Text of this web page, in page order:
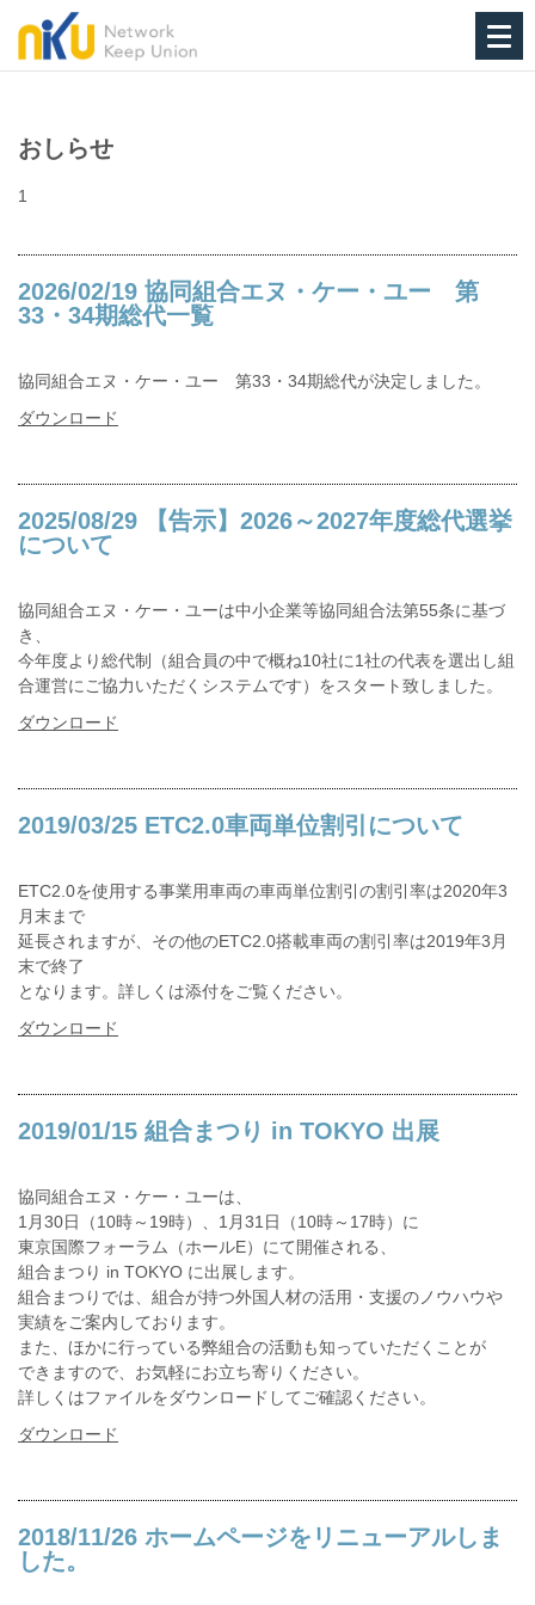
おしらせ
1
2026/02/19 協同組合エヌ・ケー・ユー 第
33・34期総代一覧
協同組合エヌ・ケー・ユー 第33・34期総代が決定しました。
ダウンロード
2025/08/29 【告示】2026～2027年度総代選挙
について
協同組合エヌ・ケー・ユーは中小企業等協同組合法第55条に基づ
き、
今年度より総代制（組合員の中で概ね10社に1社の代表を選出し組
合運営にご協力いただくシステムです）をスタート致しました。
ダウンロード
2019/03/25 ETC2.0車両単位割引について
ETC2.0を使用する事業用車両の車両単位割引の割引率は2020年3
月末まで
延長されますが、その他のETC2.0搭載車両の割引率は2019年3月
末で終了
となります。詳しくは添付をご覧ください。
ダウンロード
2019/01/15 組合まつり in TOKYO 出展
協同組合エヌ・ケー・ユーは、
1月30日（10時～19時）、1月31日（10時～17時）に
東京国際フォーラム（ホールE）にて開催される、
組合まつり in TOKYO に出展します。
組合まつりでは、組合が持つ外国人材の活用・支援のノウハウや
実績をご案内しております。
また、ほかに行っている弊組合の活動も知っていただくことが
できますので、お気軽にお立ち寄りください。
詳しくはファイルをダウンロードしてご確認ください。
ダウンロード
2018/11/26 ホームページをリニューアルしま
した。